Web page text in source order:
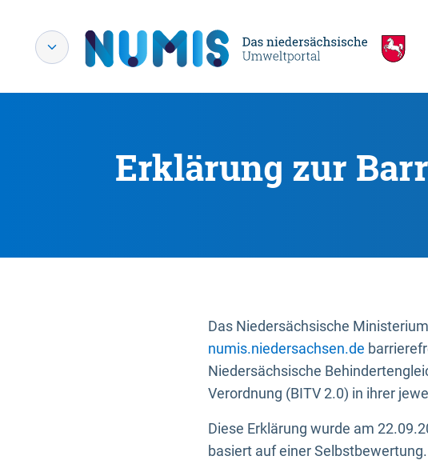
Erklärung zur
Das Niedersächsische
numis.niedersachsen.de
Niedersächsische
Verordnung (BITV 2.0) in ihrer
Diese Erklärung wurde am
basiert auf einer Selbstbewertung.